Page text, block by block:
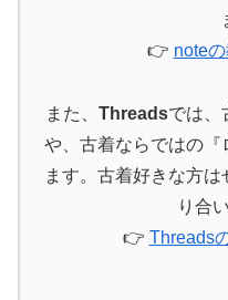
👉 note
また、 Threadsでは、
や、古着ならではの『
ます。古着好きな方
り合
👉 Threads